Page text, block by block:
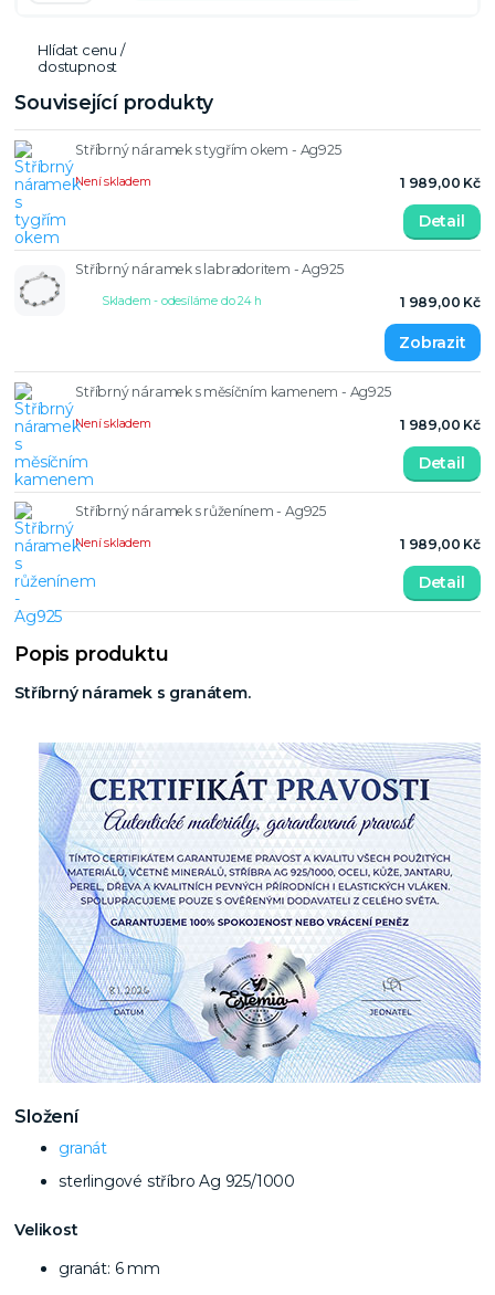
Hlídat cenu /
dostupnost
Související produkty
Stříbrný náramek s tygřím okem - Ag925
1 989,00 Kč
Není skladem
Detail
Stříbrný náramek s labradoritem - Ag925
1 989,00 Kč
Skladem - odesíláme do 24 h
Stříbrný náramek s měsíčním kamenem - Ag925
1 989,00 Kč
Není skladem
Detail
Stříbrný náramek s růženínem - Ag925
1 989,00 Kč
Není skladem
Detail
Popis produktu
Stříbrný náramek s granátem.
Složení
granát
sterlingové stříbro Ag 925/1000
Velikost
granát: 6 mm